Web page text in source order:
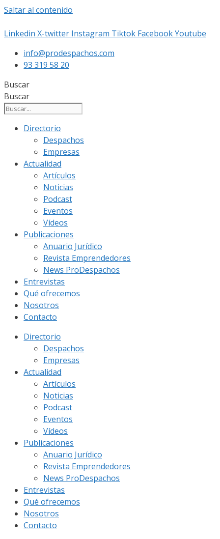
Saltar al contenido
Linkedin X-twitter Instagram Tiktok FacebookYoutube
info@prodespachos.com
93 319 58 20
Buscar
Buscar
Directorio
Despachos
Empresas
Actualidad
Artículos
Noticias
Podcast
Eventos
Vídeos
Publicaciones
Anuario Jurídico
Revista Emprendedores
News ProDespachos
Entrevistas
Qué ofrecemos
Nosotros
Contacto
Directorio
Despachos
Empresas
Actualidad
Artículos
Noticias
Podcast
Eventos
Vídeos
Publicaciones
Anuario Jurídico
Revista Emprendedores
News ProDespachos
Entrevistas
Qué ofrecemos
Nosotros
Contacto